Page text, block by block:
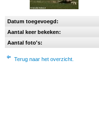
Datum toegevoegd:
Aantal keer bekeken:
Aantal foto's:
Terug naar het overzicht.